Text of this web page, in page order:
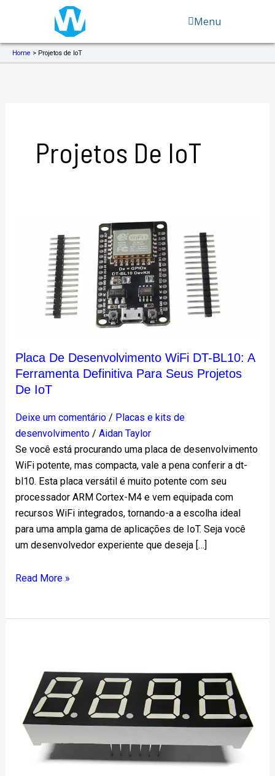
conteúdo
Menu
Home > Projetos de IoT
Projetos De IoT
Placa De Desenvolvimento WiFi DT-BL10: A
Ferramenta Definitiva Para Seus Projetos
De IoT
Deixe um comentário / Placas e kits de
desenvolvimento/ Aidan Taylor
Se você está procurando uma placa de desenvolvimento
WiFi potente, mas compacta, vale a pena conferir a dt-
bl10. Esta placa versátil é muito potente com seu
processador ARM Cortex-M4 e vem equipada com
recursos WiFi integrados, tornando-a a escolha ideal
para uma ampla gama de aplicações de IoT. Seja você
um desenvolvedor experiente que deseja […]
desenvolvimento
definitiva
para
seus
de
IoT
Read More »
Aplicações
Visor
de
Segmentos